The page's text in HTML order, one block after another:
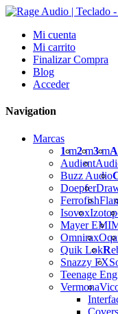
Mi cuenta
Mi carrito
Finalizar Compra
Blog
Acceder
Navigation
Marcas
1m2m3mA
Audient
Buzz Audio
Doepfer
Ferrofish
Isovox
Mayer EMI
Omnirax
Quik LokR
Snazzy FX
Teenage
Vermona